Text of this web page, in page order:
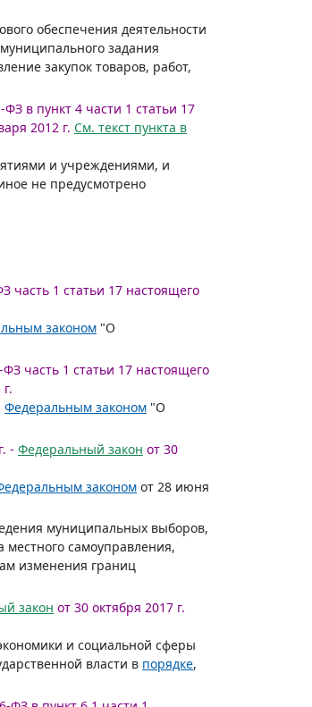
обеспечения деятельности
задания
закупок товаров, работ,
в пункт 4 части 1 статьи 17
2012 г. См. текст пункта в
и учреждениями, и
не предусмотрено
часть 1 статьи 17 настоящего
законом "О
часть 1 статьи 17 настоящего
Федеральным законом "О
- Федеральный закон от 30
законом от 28 июня
муниципальных выборов,
местного самоуправления,
изменения границ
закон от 30 октября 2017 г.
и социальной сферы
власти в порядке,